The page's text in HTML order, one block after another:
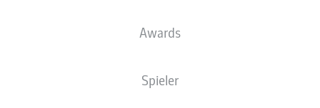
Awards
Spieler